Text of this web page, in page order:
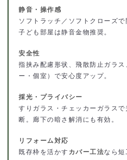
静音・操作感
ソフトラッチ／ソフトクローズで
子ども部屋は静音金物推奨。
安全性
指挟み配慮形状、飛散防止ガラス
ー・個室）で安心度アップ。
採光・プライバシー
すりガラス・チェッカーガラス
断。廊下の暗さ解消にも有効。
リフォーム対応
既存枠を活かす カバー工法なら短